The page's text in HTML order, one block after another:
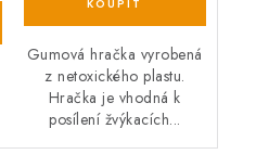
Gumová hračka vyrobená
z netoxického plastu.
Hračka je vhodná k
posílení žvýkacích...